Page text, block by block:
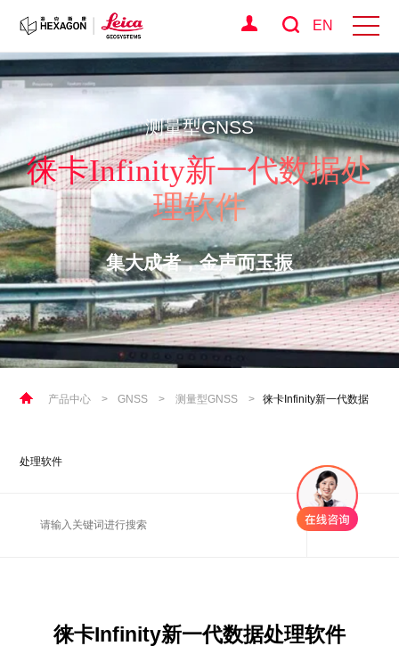
EN
测量型GNSS
徕卡Infinity新一代数据处
理软件
集大成者，金声而玉振
产品中心 > GNSS > 测量型GNSS > 徕卡Infinity新一代数据
处理软件
徕卡Infinity新一代数据处理软件